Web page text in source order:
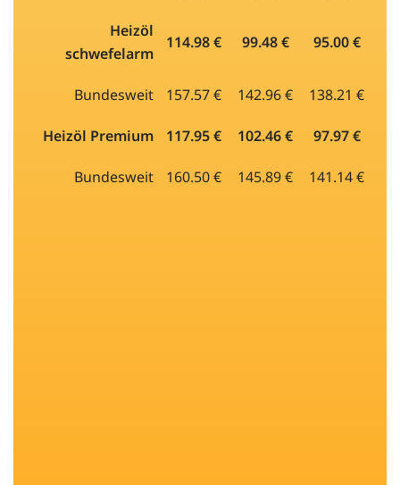
Heizöl
schwefelarm
114.98 € 99.48 € 95.00 €
Bundesweit 157.57 € 142.96 € 138.21 €
Heizöl Premium 117.95 € 102.46 € 97.97 €
Bundesweit 160.50 € 145.89 € 141.14 €